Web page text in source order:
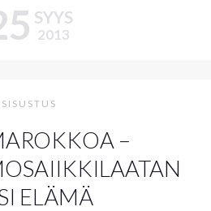
SYYS
2013
SISUSTUS
–
ELÄMÄ